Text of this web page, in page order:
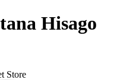
Hisago
Store